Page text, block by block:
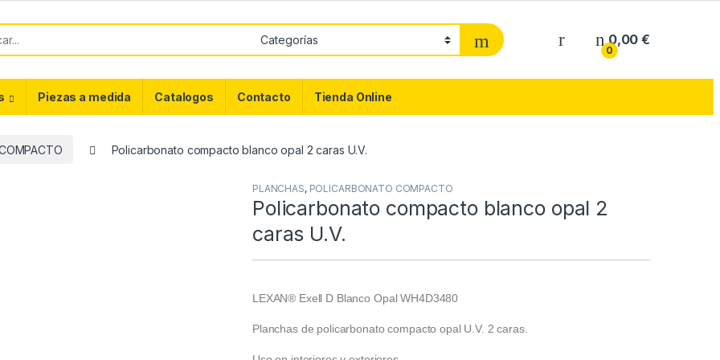
0
0,00€
Piezas a medida Catalogos Contacto Tienda Online
Policarbonato compacto blanco opal 2 caras U.V.
PLANCHAS, POLICARBONATO COMPACTO
Policarbonato compacto blanco opal 2
caras U.V.
LEXAN® Exell D Blanco Opal WH4D3480
Planchas de policarbonato compacto opal U.V. 2 caras.